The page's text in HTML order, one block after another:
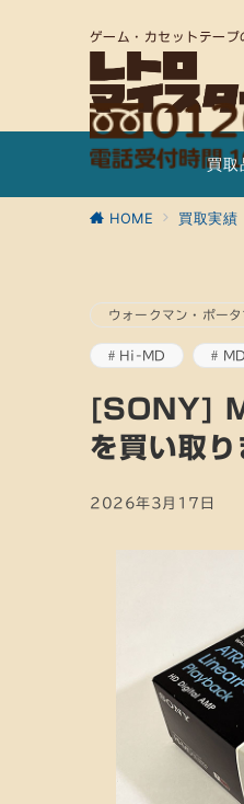
ゲーム・カセットテープ
買取
HOME 買取実績
ウォークマン・ポー
Hi-MD
[SONY]
を買い取り
2026年3月17日